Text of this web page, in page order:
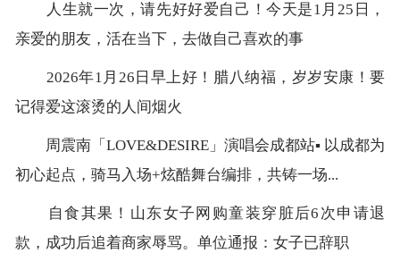
人生就一次，请先好好爱自己！今天是1月25日，
亲爱的朋友，活在当下，去做自己喜欢的事
2026年1月26日早上好！腊八纳福，岁岁安康！要
记得爱这滚烫的人间烟火
周震南「LOVE&DESIRE」演唱会成都站▪️ 以成都为
初心起点，骑马入场+炫酷舞台编排，共铸一场...
自食其果！山东女子网购童装穿脏后6次申请退
款，成功后追着商家辱骂。单位通报：女子已辞职